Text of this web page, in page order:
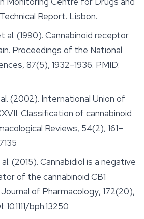
Report. Lisbon.
al. (1990). Cannabinoid receptor
Proceedings of the National
, 87(5), 1932–1936. PMID:
(2002). International Union of
Classification of cannabinoid
Reviews, 54(2), 161–
(2015). Cannabidiol is a negative
of the cannabinoid CB1
of Pharmacology, 172(20),
bph.13250